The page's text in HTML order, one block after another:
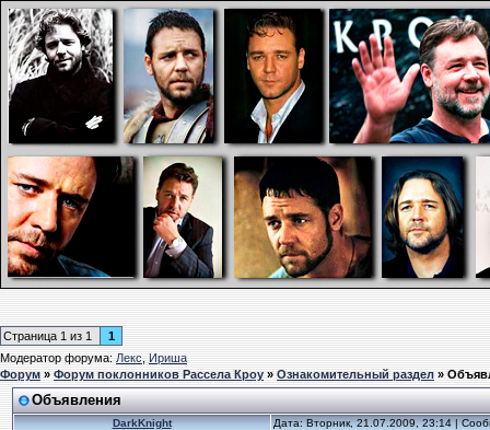
Страница 1 из 1
1
Модератор форума:Лекс,Ириша
Форум»Форум поклонников Рассела Кроу»Ознакомительный раздел»
Объявления
DarkKnight Дата: Вторник, 21.07.2009, 23:14 |